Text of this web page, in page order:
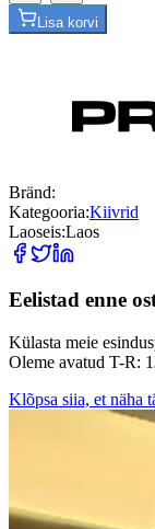
Lisa korvi
Bränd:
Kategooria:Kiivrid
Laoseis:Laos
Eelistad enne
Külasta meie
Oleme avatud T-R:
Klõpsa siia, et näha